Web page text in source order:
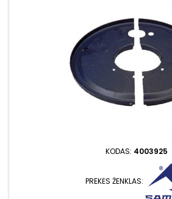
KODAS: 4003925
PREKĖS ŽENKLAS: